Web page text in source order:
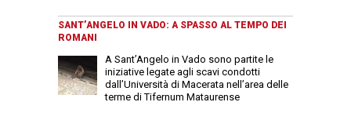
SANT’ANGELO IN VADO: A SPASSO AL TEMPO DEI
ROMANI
A Sant’Angelo in Vado sono partite le
iniziative legate agli scavi condotti
dall’Università di Macerata nell’area delle
terme di Tifernum Mataurense